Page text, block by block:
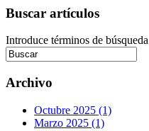
Buscar artículos
Introduce términos de búsqueda
Archivo
Octubre 2025 (1)
Marzo 2025 (1)